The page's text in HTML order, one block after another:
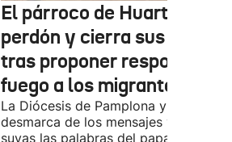
El párroco de Huarte pide
perdón y cierra sus redes
tras proponer responder
fuego a los migrantes
La Diócesis de Pamplona y Tudela se
desmarca de los mensajes y hace
suyas las palabras del papa